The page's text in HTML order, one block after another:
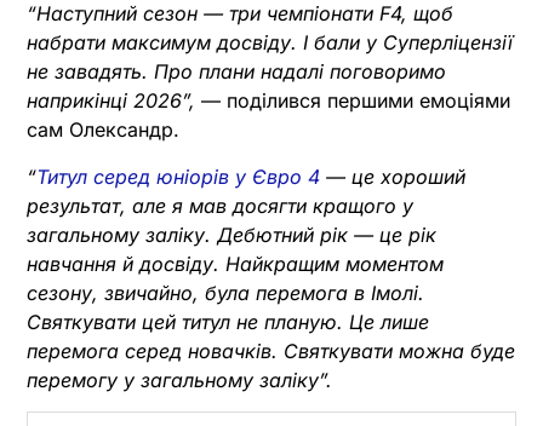
“Наступний сезон — три чемпіонати F4, щоб
набрати максимум досвіду. І бали у Суперліцензії
не завадять. Про плани надалі поговоримо
наприкінці 2026”, — поділився першими емоціями
сам Олександр.
“Титул серед юніорів у Євро 4 — це хороший
результат, але я мав досягти кращого у
загальному заліку. Дебютний рік — це рік
навчання й досвіду. Найкращим моментом
сезону, звичайно, була перемога в Імолі.
Святкувати цей титул не планую. Це лише
перемога серед новачків. Святкувати можна буде
перемогу у загальному заліку”.